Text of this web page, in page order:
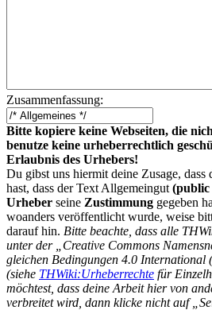
Zusammenfassung:
Bitte kopiere keine Webseiten, die
benutze keine urheberrechtlich
Erlaubnis des Urhebers!
Du gibst uns hiermit deine Zusage, dass
hast, dass der Text Allgemeingut (public
Urheber seine Zustimmung gegeben
woanders veröffentlicht wurde, weise
darauf hin. Bitte beachte, dass alle
unter der „Creative Commons
gleichen Bedingungen 4.0 International
(siehe THWiki:Urheberrechte für
möchtest, dass deine Arbeit hier von
verbreitet wird, dann klicke nicht auf